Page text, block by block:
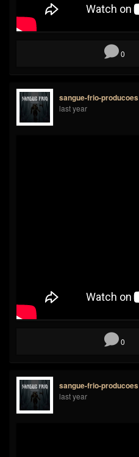
0
sangue-frio-producoes
last year
0
sangue-frio-producoes
last year